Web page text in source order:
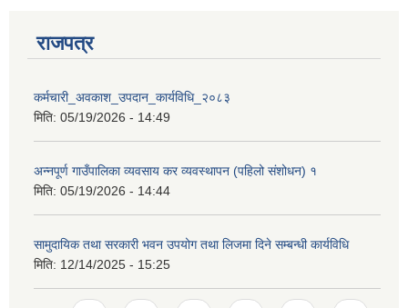
राजपत्र
कर्मचारी_अवकाश_उपदान_कार्यविधि_२०८३
मिति: 05/19/2026 - 14:49
अन्नपूर्ण गाउँपालिका व्यवसाय कर व्यवस्थापन (पहिलो संशोधन) १
मिति: 05/19/2026 - 14:44
सामुदायिक तथा सरकारी भवन उपयोग तथा लिजमा दिने सम्बन्धी कार्यविधि
मिति: 12/14/2025 - 15:25